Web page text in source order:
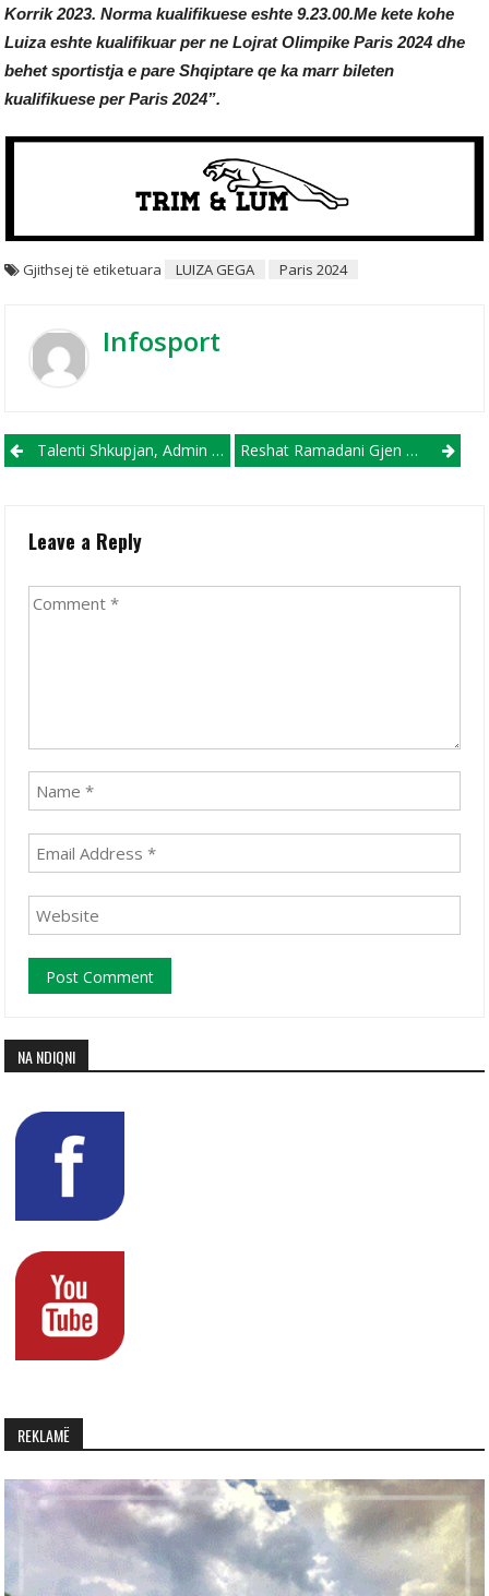
Korrik 2023. Norma kualifikuese eshte 9.23.00.Me kete kohe
Luiza eshte kualifikuar per ne Lojrat Olimpike Paris 2024 dhe
behet sportistja e pare Shqiptare qe ka marr bileten
kualifikuese per Paris 2024”.
Gjithsej të etiketuara LUIZA GEGA Paris 2024
Infosport
Post navigation
Talenti Shkupjan, Admin Abdulla, Në Prova Te Gjigandët E Hajduk Split Reshat Ramadani Gjen Golin Debutues Me Fanellën E Dinamo Kiev (VIDEO)
Leave a Reply
NA NDIQNI
REKLAMË